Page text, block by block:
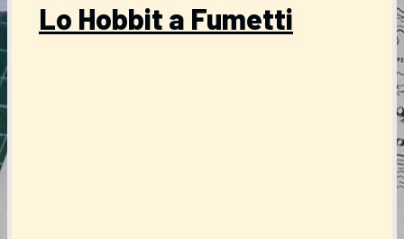
Lo Hobbit a Fumetti